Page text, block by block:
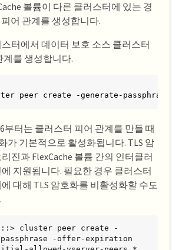
볼륨이 다른 클러스터에 있는 경
어 관계를 생성합니다.
터에서 데이터 보호 소스 클러스터
계를 생성합니다.
peer create -generate-passphrase -
부터는 클러스터 피어 관계를 만들 때
가 기본적으로 활성화됩니다. TLS 암
진과 FlexCache 볼륨 간의 인터클러
지원됩니다. 필요한 경우 클러스터
대해 TLS 암호화를 비활성화할 수도
cluster peer create -
passphrase -offer-expiration